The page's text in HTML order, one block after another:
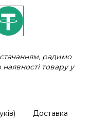
радимо
товару у
Доставка